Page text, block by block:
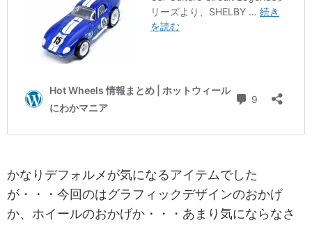
かなりデフォルメが気になるアイテムでした
が・・・今回のはグラフィックデザインのおかげ
か、ホイールのおかげか・・・あまり気にならなさ